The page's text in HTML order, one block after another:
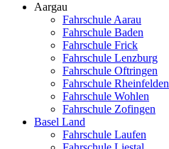
Aargau
Fahrschule Aarau
Fahrschule Baden
Fahrschule Frick
Fahrschule Lenzburg
Fahrschule Oftringen
Fahrschule Rheinfelden
Fahrschule Wohlen
Fahrschule Zofingen
Basel Land
Fahrschule Laufen